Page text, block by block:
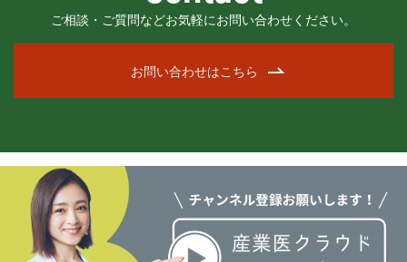
ご相談・ご質問などお気軽にお問い合わせください。
お問い合わせはこちら